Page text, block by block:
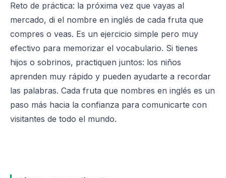
Reto de práctica: la próxima vez que vayas al
mercado, di el nombre en inglés de cada fruta que
compres o veas. Es un ejercicio simple pero muy
efectivo para memorizar el vocabulario. Si tienes
hijos o sobrinos, practiquen juntos: los niños
aprenden muy rápido y pueden ayudarte a recordar
las palabras. Cada fruta que nombres en inglés es un
paso más hacia la confianza para comunicarte con
visitantes de todo el mundo.